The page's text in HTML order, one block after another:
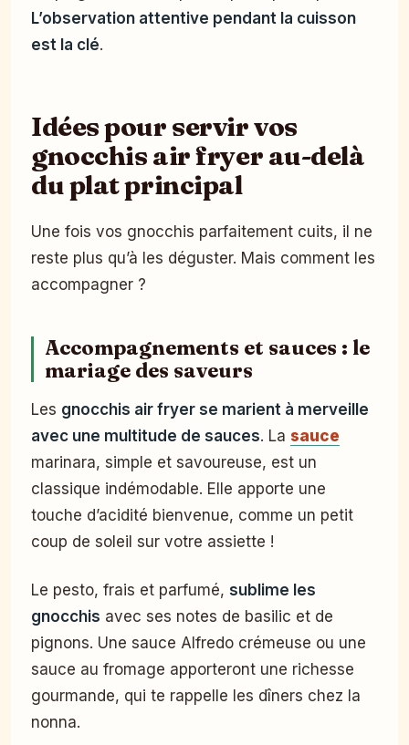
L’observation attentive pendant la cuisson
est la clé.
Idées pour servir vos
gnocchis air fryer au-delà
du plat principal
Une fois vos gnocchis parfaitement cuits, il ne
reste plus qu’à les déguster. Mais comment les
accompagner ?
Accompagnements et sauces : le
mariage des saveurs
Les gnocchis air fryer se marient à merveille
avec une multitude de sauces. La sauce
marinara, simple et savoureuse, est un
classique indémodable. Elle apporte une
touche d’acidité bienvenue, comme un petit
coup de soleil sur votre assiette !
Le pesto, frais et parfumé, sublime les
gnocchis avec ses notes de basilic et de
pignons. Une sauce Alfredo crémeuse ou une
sauce au fromage apporteront une richesse
gourmande, qui te rappelle les dîners chez la
nonna.